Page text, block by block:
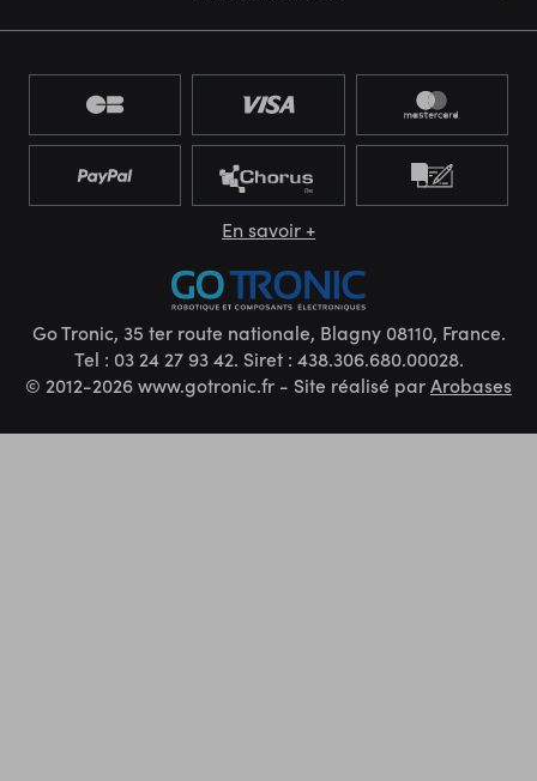
En savoir +
Go Tronic, 35 ter route nationale, Blagny 08110, France.
Tel : 03 24 27 93 42. Siret : 438.306.680.00028.
© 2012-2026 www.gotronic.fr - Site réalisé parArobases